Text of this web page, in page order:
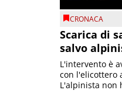
CRONACA
Scarica di
salvo
L'intervento è
con l'elicottero
L'alpinista non